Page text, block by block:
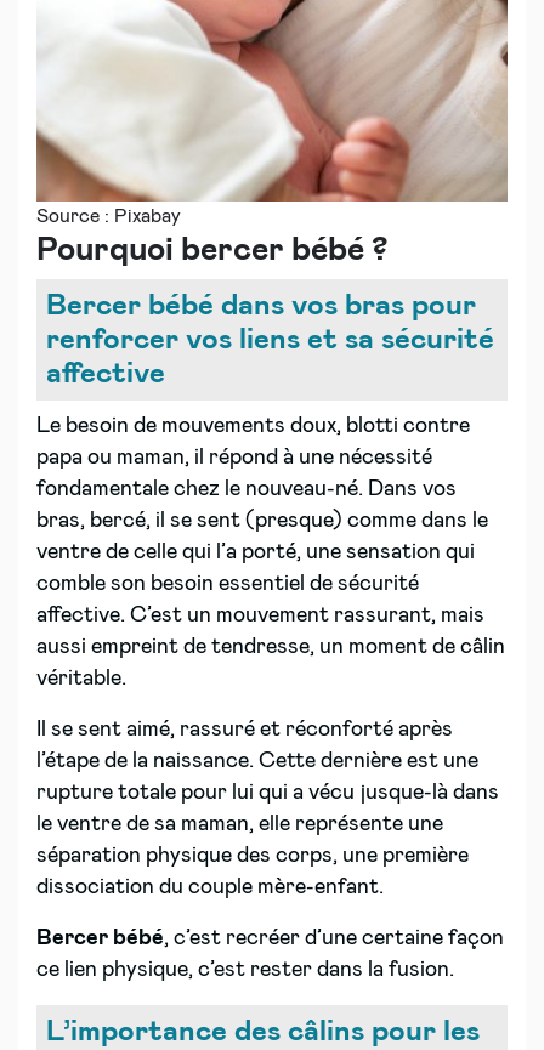
Source : Pixabay
Pourquoi bercer bébé ?
Bercer bébé dans vos bras pour
renforcer vos liens et sa sécurité
affective
Le besoin de mouvements doux, blotti contre
papa ou maman, il répond à une nécessité
fondamentale chez le nouveau-né. Dans vos
bras, bercé, il se sent (presque) comme dans le
ventre de celle qui l’a porté, une sensation qui
comble son besoin essentiel de sécurité
affective. C’est un mouvement rassurant, mais
aussi empreint de tendresse, un moment de câlin
véritable.
Il se sent aimé, rassuré et réconforté après
l’étape de la naissance. Cette dernière est une
rupture totale pour lui qui a vécu jusque-là dans
le ventre de sa maman, elle représente une
séparation physique des corps, une première
dissociation du couple mère-enfant.
Bercer bébé, c’est recréer d’une certaine façon
ce lien physique, c’est rester dans la fusion.
L’importance des câlins pour les